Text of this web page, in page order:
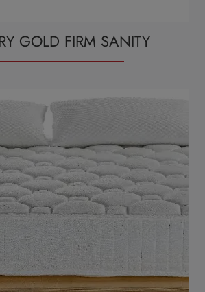
GOLD FIRM SANITY